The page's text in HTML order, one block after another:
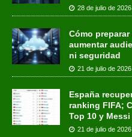
28 de julio de 2026
Cómo
aumentar
ni seguridad
21 de julio de 2026
España
ranking FIFA;
Top 10 y
21 de julio de 2026